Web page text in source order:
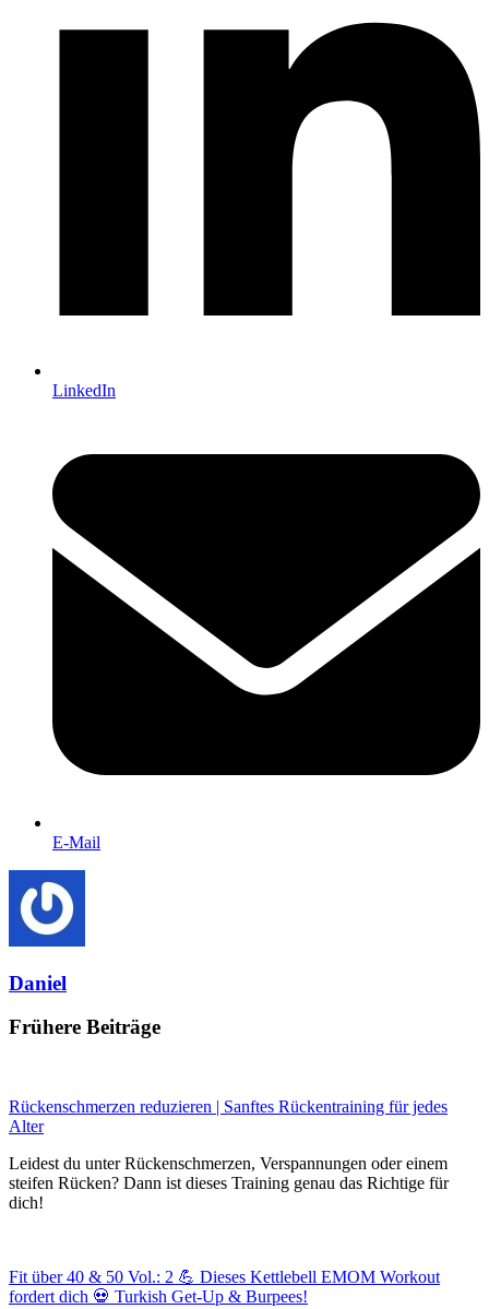
LinkedIn
E-Mail
Daniel
Frühere Beiträge
Rückenschmerzen reduzieren | Sanftes Rückentraining für jedes
Alter
Leidest du unter Rückenschmerzen, Verspannungen oder einem
steifen Rücken? Dann ist dieses Training genau das Richtige für
dich!
Fit über 40 & 50 Vol.: 2 💪 Dieses Kettlebell EMOM Workout
fordert dich 💀 Turkish Get-Up & Burpees!